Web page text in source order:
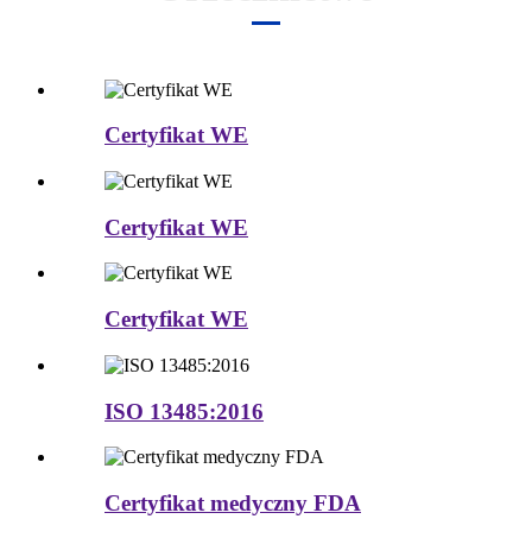
Certyfikat WE
Certyfikat WE
Certyfikat WE
ISO 13485:2016
Certyfikat medyczny FDA